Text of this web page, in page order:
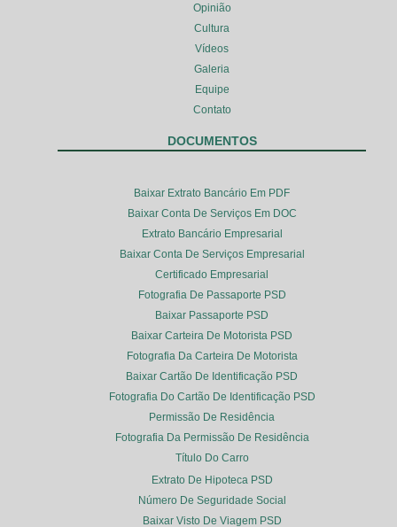
Opinião
Cultura
Vídeos
Galeria
Equipe
Contato
DOCUMENTOS
Baixar Extrato Bancário Em PDF
Baixar Conta De Serviços Em DOC
Extrato Bancário Empresarial
Baixar Conta De Serviços Empresarial
Certificado Empresarial
Fotografia De Passaporte PSD
Baixar Passaporte PSD
Baixar Carteira De Motorista PSD
Fotografia Da Carteira De Motorista
Baixar Cartão De Identificação PSD
Fotografia Do Cartão De Identificação PSD
Permissão De Residência
Fotografia Da Permissão De Residência
Título Do Carro
Extrato De Hipoteca PSD
Número De Seguridade Social
Baixar Visto De Viagem PSD